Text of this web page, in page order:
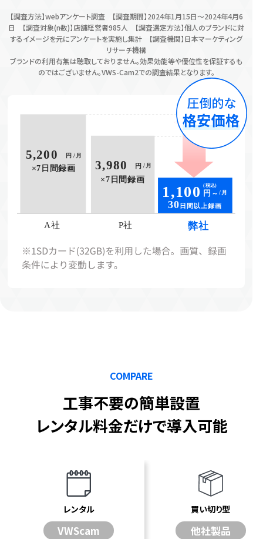
【調査方法】webアンケート調査 【調査期間】2024年1月15日～2024年4月6
日 【調査対象(n数)】店舗経営者985人 【調査選定方法】個人のブランドに対
するイメージを元にアンケートを実施し集計 【調査機関】日本マーケティング
リサーチ機構
ブランドの利用有無は聴取しておりません。効果効能等や優位性を保証するも
のではございません。VWS-Cam2での調査結果となります。
工事不要の簡単設置
レンタル料金だけで導入可能
COMPARE
レンタル
VWScam
買い切り型
他社製品